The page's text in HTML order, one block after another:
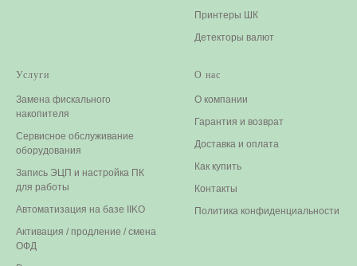
Принтеры ШК
Детекторы валют
Услуги
Замена фискального
накопителя
Сервисное обслуживание
оборудования
Запись ЭЦП и настройка ПК
для работы
Автоматизация на базе IIKO
Активация / продление / смена
ОФД
О нас
О компании
Гарантия и возврат
Доставка и оплата
Как купить
Контакты
Политика конфиденциальности